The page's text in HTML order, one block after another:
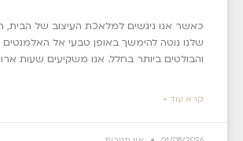
כאשר אנו ניגשים למלאכת העיצוב של הבית,
שלנו נוטה להימשך באופן טבעי אל האלמנטים
והבולטים ביותר בחלל. אנו משקיעים שעות
קרא עוד »